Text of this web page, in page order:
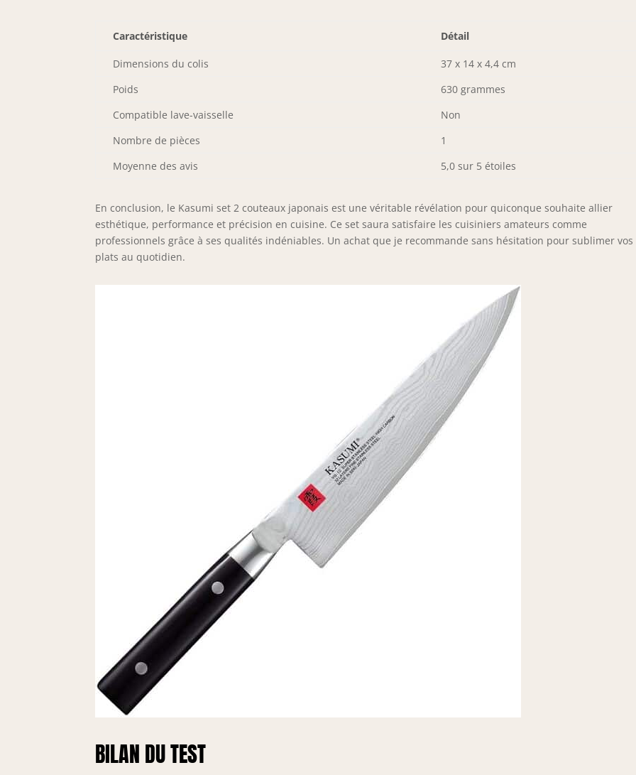
Caractéristique Détail
Dimensions du colis
37 x 14 x 4,4 cm
Poids
630 grammes
Compatible lave-vaisselle
Non
Nombre de pièces
1
Moyenne des avis
5,0 sur 5 étoiles
En conclusion, le Kasumi set 2 couteaux japonais est une véritable révélation pour quiconque souhaite allier
esthétique, performance et précision en cuisine. Ce set saura satisfaire les cuisiniers amateurs comme
professionnels grâce à ses qualités indéniables. Un achat que je recommande sans hésitation pour sublimer vos
plats au quotidien.
BILAN DU TEST